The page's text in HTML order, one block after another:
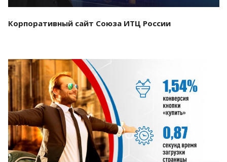
Корпоративный сайт Союза ИТЦ России
Смотреть проект